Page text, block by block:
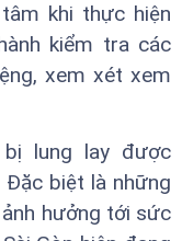
khi thực hiện
kiểm tra các
xem xét xem
lung lay được
Đặc biệt là những
hưởng tới sức